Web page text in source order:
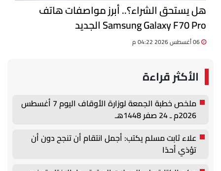
هل يستحق الشراء؟.. أبرز مواصفات هاتف
Samsung Galaxy F70 Pro الجديد
الأكثر قراءة
ملخص خطبة الجمعة لوزارة الأوقاف اليوم 7 أغسطس
2026م ـ 24 صفر 1448هـ
علاء ثابت مسلم يكتب: أجمل انتقام أن تنجح دون أن
تؤذي أحدًا